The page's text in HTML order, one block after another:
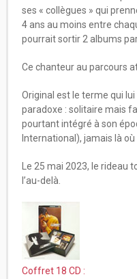
ses « collègues » qui
4 ans au moins entre
pourrait sortir 2 albums par
Ce chanteur au parcours
Original est le terme qui
paradoxe : solitaire mais
pourtant intégré à son
International), jamais là où
Le 25 mai 2023, le rideau
l’au-delà.
Coffret 18 CD :